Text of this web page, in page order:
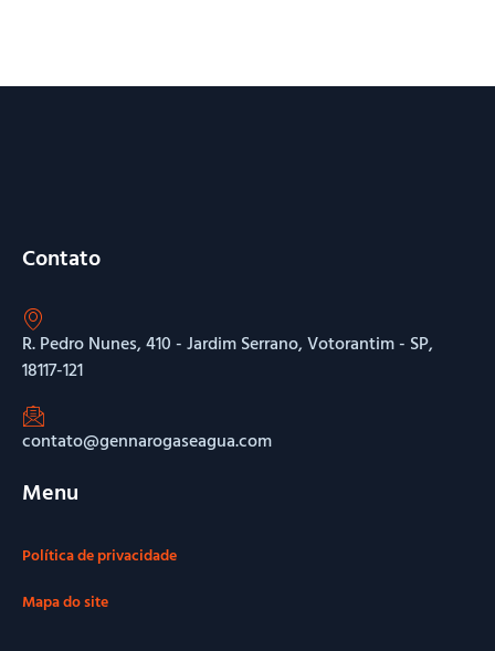
Contato
R. Pedro Nunes, 410 - Jardim Serrano, Votorantim - SP,
18117-121
contato@gennarogaseagua.com
Menu
Política de privacidade
Mapa do site